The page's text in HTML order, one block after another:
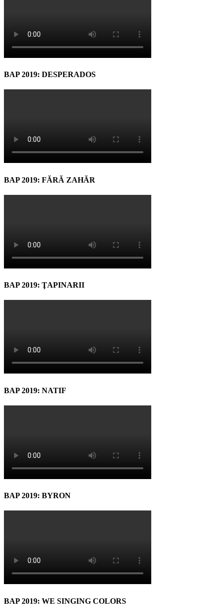
BAP 2019: DESPERADOS
BAP 2019: FĂRĂ ZAHĂR
BAP 2019: ŢAPINARII
BAP 2019: NATIF
BAP 2019: BYRON
BAP 2019: WE SINGING COLORS